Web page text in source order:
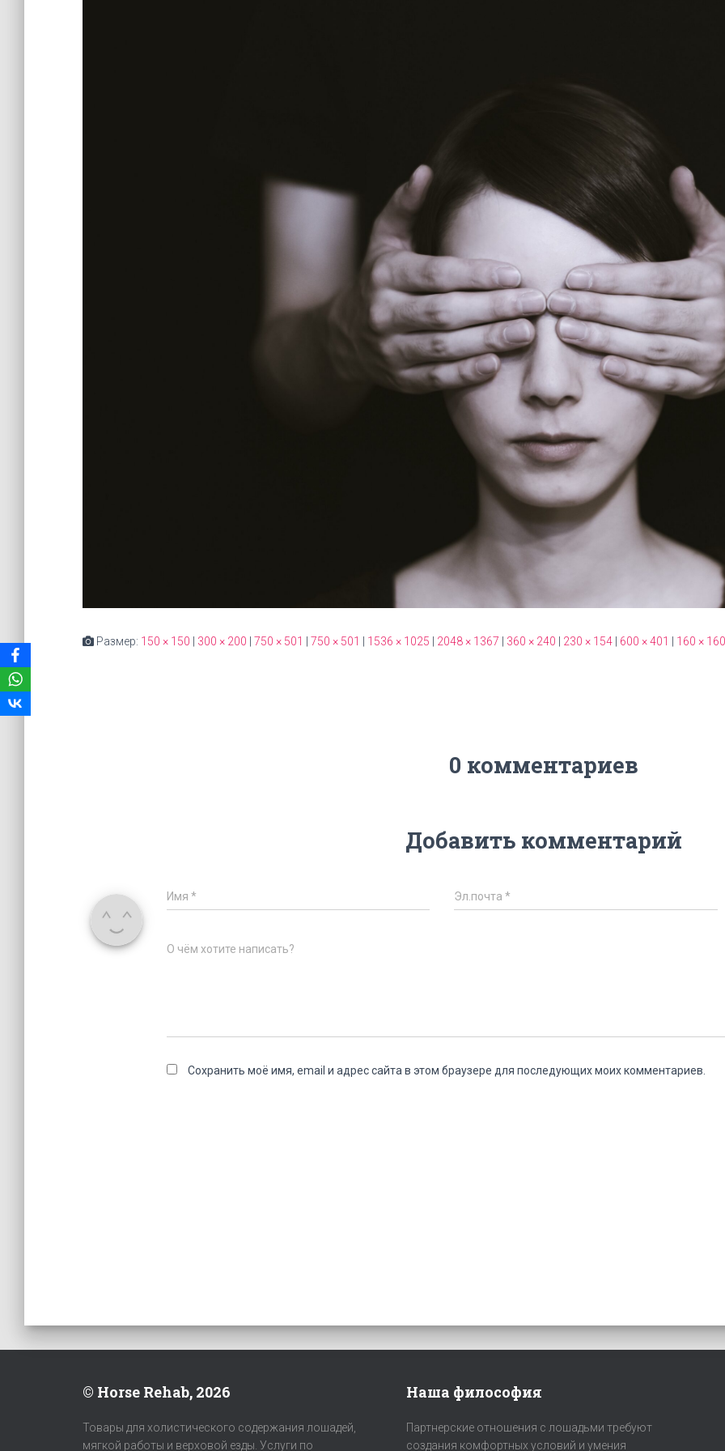
Размер: 150 × 150 300 × 200 750 × 501 750 × 501 1536 × 1025 2048 × 1367 360 × 240 230 × 154 600 × 401 160 × 160
0 комментариев
Добавить комментарий
Имя * Эл.почта*
О чём хотите написать?
Сохранить моё имя, email и адрес сайта в этом браузере для последующих моих комментариев.
© Horse Rehab, 2026
Товары для холистического содержания лошадей,
мягкой работы и верховой езды. Услуги по
Наша философия
Партнерские отношения с лошадьми требуют
создания комфортных условий и умения